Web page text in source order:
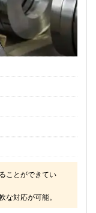
ことができてい
対応が可能。